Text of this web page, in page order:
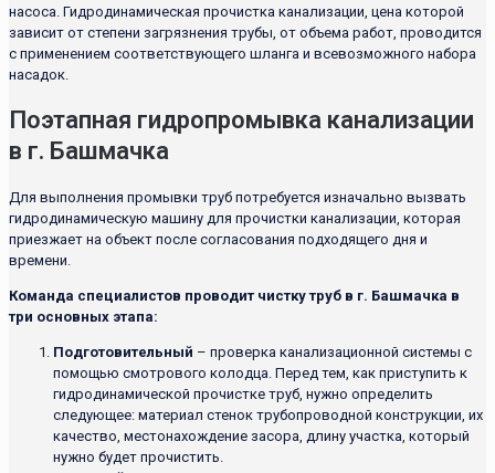
насоса. Гидродинамическая прочистка канализации, цена которой
зависит от степени загрязнения трубы, от объема работ, проводится
с применением соответствующего шланга и всевозможного набора
насадок.
Поэтапная гидропромывка канализации
в г. Башмачка
Для выполнения промывки труб потребуется изначально вызвать
гидродинамическую машину для прочистки канализации, которая
приезжает на объект после согласования подходящего дня и
времени.
Команда специалистов проводит чистку труб в г. Башмачка в
три основных этапа:
Подготовительный – проверка канализационной системы с
помощью смотрового колодца. Перед тем, как приступить к
гидродинамической прочистке труб, нужно определить
следующее: материал стенок трубопроводной конструкции, их
качество, местонахождение засора, длину участка, который
нужно будет прочистить.